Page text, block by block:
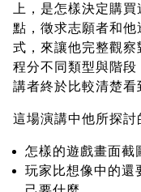
上，是怎樣決定購
點，徵求志願者和
式，來讓他完整觀
程分不同類型與階
講者終於比較清楚看
這場演講中他所探討
怎樣的遊戲畫面截
玩家比想像中的還